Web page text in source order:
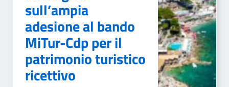
sull’ampia
adesione al bando
MiTur-Cdp per il
patrimonio turistico
ricettivo